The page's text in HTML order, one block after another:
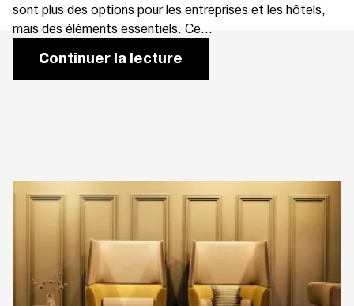
sont plus des options pour les entreprises et les hôtels,
mais des éléments essentiels. Ce...
Continuer la lecture